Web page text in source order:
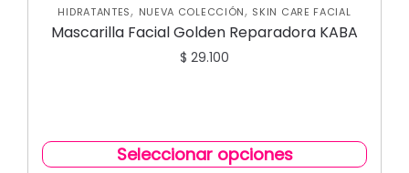
HIDRATANTES, NUEVA COLECCIÓN, SKIN CARE FACIAL
Mascarilla Facial Golden Reparadora KABA
$ 29.100
Seleccionar opciones